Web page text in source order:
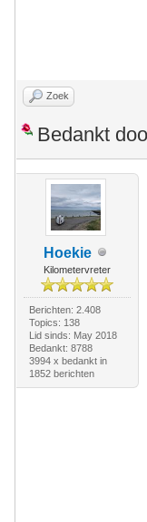
Zoek
Bedankt
Hoekie
Kilometervreter
Berichten: 2.408
Topics: 138
Lid sinds: May 2018
Bedankt: 8788
3994 x bedankt in
1852 berichten